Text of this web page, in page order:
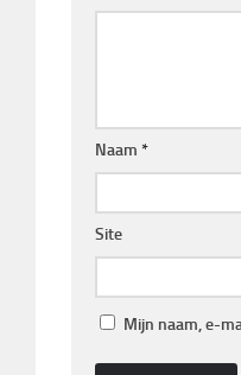
Naam *
Site
Mijn naam, e-